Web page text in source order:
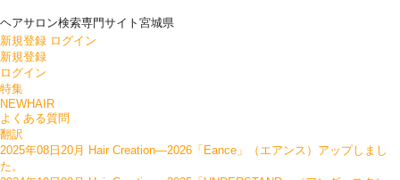
ヘアサロン検索専門サイト 宮城県
新規登録 ログイン
新規登録
ログイン
特集
NEWHAIR
よくある質問
翻訳
2025年08日20月 Hair Creation―2026「Eance」（エアンス）アップしまし
た。